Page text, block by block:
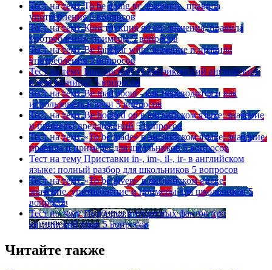
Тест на тему To be going to: значение, правила
употребления 5 вопросов
Тест на тему Конструкция go on: значения, правила
употребления, примеры 5 вопросов
Тест на тему Be familiar with: значение и правила
употребления 5 вопросов
Тест на тему Британский vs американский английский:
в чем разница? 5 вопросов
Тест на тему Be mad about - как переводится и как
использовать в речи 5 вопросов
Тест на тему Be hooked on в английском языке: значение
и примеры предложений 5 вопросов
Тест на тему «To be made» в английском языке: значение,
правила и примеры для школьников 5 вопросов
Тест на тему Приставки in-, im-, il-, ir- в английском
языке: полный разбор для школьников 5 вопросов
Тест на тему «To be given» в английском языке:
значение, употребление и примеры для школьников 5
вопросов
Тест на тему Подборка интересных фактов про
английский язык 5 вопросов
Читайте также